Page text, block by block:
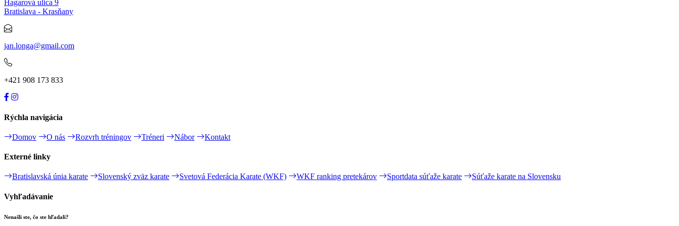
Hagarová ulica 9
Bratislava - Krasňany
jan.longa@gmail.com
+421 908 173 833
Rýchla navigácia
Domov O nás Rozvrh tréningov Tréneri Nábor Kontakt
Externé linky
Bratislavská únia karate Slovenský zväz karate Svetová Federácia Karate (WKF) WKF ranking pretekárov Sportdata súťaže karate Súťaže karate na Slovensku
Vyhľadávanie
Nenašli ste, čo ste hľadali?